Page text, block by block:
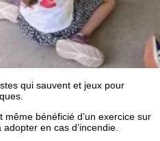
qui sauvent et jeux pour
bénéficié d’un exercice sur
en cas d’incendie.